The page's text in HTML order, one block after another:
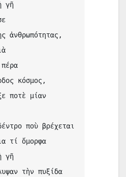
γῆ
ἀνθρωπότητας,
κόσμος,
ποτὲ μίαν
ποὺ βρέχεται
τί ὄμορφα
γῆ
τὴν πυξίδα